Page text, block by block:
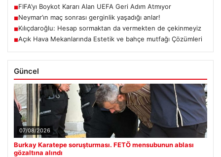
■FIFA’yı Boykot Kararı Alan UEFA Geri Adım Atmıyor
■Neymar’ın maç sonrası gerginlik yaşadığı anlar!
■Kılıçdaroğlu: Hesap sormaktan da vermekten de çekinmeyiz
■Açık Hava Mekanlarında Estetik ve bahçe mutfağı Çözümleri
Güncel
07/08/2026
Burkay Karatepe soruşturması. FETÖ mensubunun ablası
gözaltına alındı